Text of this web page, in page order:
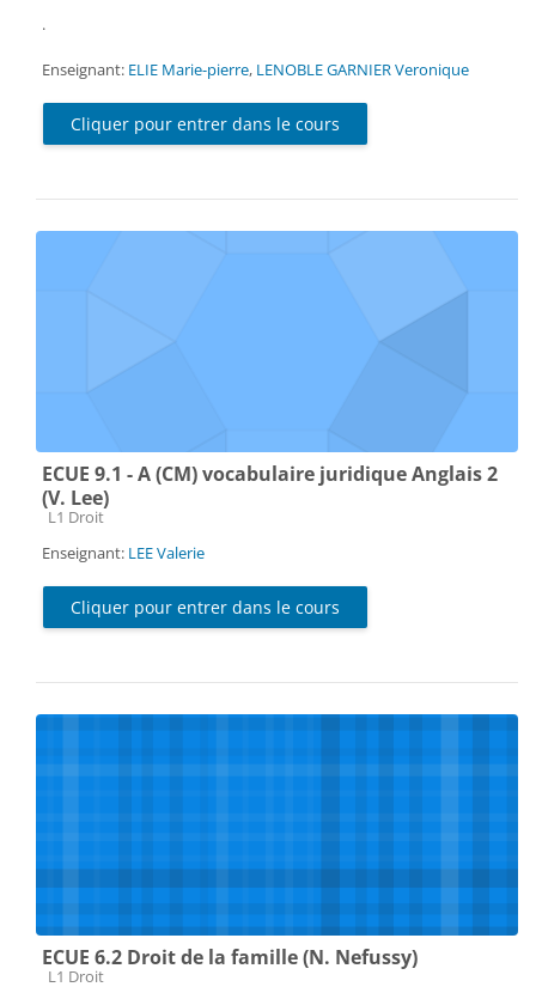
.
Enseignant: ELIE Marie-pierre, LENOBLE GARNIER Veronique
Cliquer pour entrer dans le cours
ECUE 9.1 - A (CM) vocabulaire juridique Anglais 2
(V. Lee)
Catégorie de cours
L1 Droit
Enseignant: LEE Valerie
Cliquer pour entrer dans le cours
ECUE 6.2 Droit de la famille (N. Nefussy)
Catégorie de cours
L1 Droit